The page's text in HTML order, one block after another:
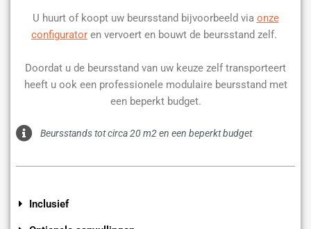
U huurt of koopt uw beursstand bijvoorbeeld via onze
configurator en vervoert en bouwt de beursstand zelf.
Doordat u de beursstand van uw keuze zelf transporteert
heeft u ook een professionele modulaire beursstand met
een beperkt budget.
Beursstands tot circa 20 m2 en een beperkt budget
Inclusief